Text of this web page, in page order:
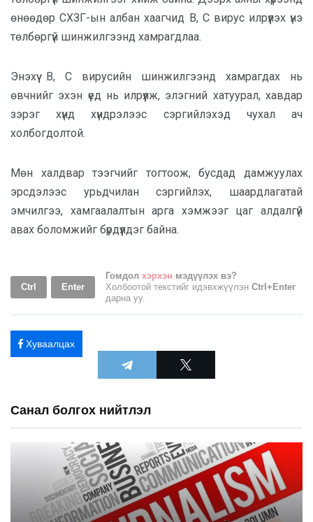
өнөөдөр СХЗГ-ын албан хаагчид В, С вирус илрүүлэх үнэ
төлбөргүй шинжилгээнд хамрагдлаа.
Энэхүү B, C вирусийн шинжилгээнд хамрагдах нь
өвчнийг эхэн үед нь илрүүлж, элэгний хатуурал, хавдар
зэрэг хүнд хүндрэлээс сэргийлэхэд чухал ач
холбогдолтой.
Мөн халдвар тээгчийг тогтоож, бусдад дамжуулах
эрсдэлээс урьдчилан сэргийлэх, шаардлагатай
эмчилгээ, хамгаалалтын арга хэмжээг цаг алдалгүй
авах боломжийг бүрдүүлдэг байна.
Ctrl Enter
Гомдол хэрхэн мэдүүлэх вэ?
Холбоотой текстийг идэвхжүүлэн Ctrl+Enter
дарна уу.
Хуваалцах
Санал болгох нийтлэл